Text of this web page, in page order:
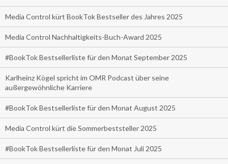
Media Control kürt BookTok Bestseller des Jahres 2025
Media Control Nachhaltigkeits-Buch-Award 2025
#BookTok Bestsellerliste für den Monat September 2025
Karlheinz Kögel spricht im OMR Podcast über seine
außergewöhnliche Karriere
#BookTok Bestsellerliste für den Monat August 2025
Media Control kürt die Sommerbeststeller 2025
#BookTok Bestsellerliste für den Monat Juli 2025